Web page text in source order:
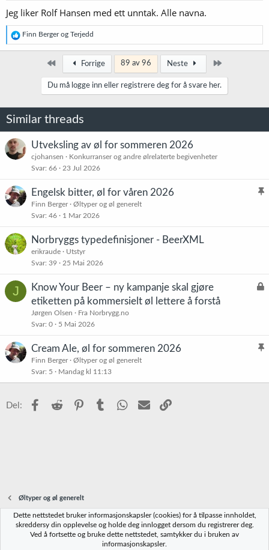
:
Jeg liker Rolf Hansen med ett unntak. Alle navna.
R
e
a
r
:
Finn Bergerog Terjedd
Først Forrige 89 av 96 Neste
Du må logge inn eller registrere deg for å svare her.
Similar threads
Utveksling av øl for sommeren 2026
cjohansen
Konkurranser og andre ølrelaterte begivenheter
Svar 66 23 Jul 2026
K
Engelsk bitter, øl for våren 2026
Finn Berger
Øltyper og øl generelt
Svar 46 1 Mar 2026
Norbryggs typedefinisjoner - BeerXML
erikraude
Utstyr
Svar 39 25 Mai 2026
J
L
Know Your Beer – ny kampanje skal gjøre
etiketten på kommersielt øl lettere å forstå
Jørgen Olsen
Fra Norbrygg.no
Svar 0 5 Mai 2026
K
s
Cream Ale, øl for sommeren 2026
Finn Berger
Øltyper og øl generelt
Svar 5 Mandag kl 11:13
Del: Facebook
Reddit PinterestTumblr WhatsApp
E-post
Øltyper og øl generelt
Norbrygg-default
Vilkår og regler Personvernregler
Dette nettstedet bruker informasjonskapsler (cookies) for å tilpasse innholdet,
skreddersy din opplevelse og holde deg innlogget dersom du registrerer deg.
Ved å fortsette og bruke dette nettstedet, samtykker du i bruken av
informasjonskapsler.